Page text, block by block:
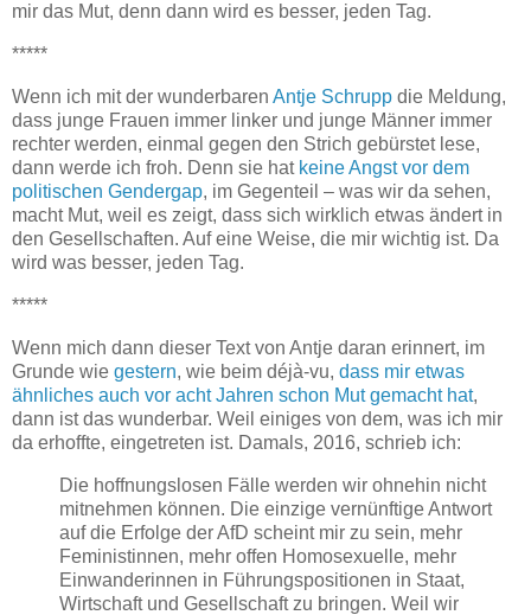
mir das Mut, denn dann wird es besser, jeden Tag.
*****
Wenn ich mit der wunderbaren Antje Schrupp die Meldung,
dass junge Frauen immer linker und junge Männer immer
rechter werden, einmal gegen den Strich gebürstet lese,
dann werde ich froh. Denn sie hat keine Angst vor dem
politischen Gendergap, im Gegenteil – was wir da sehen,
macht Mut, weil es zeigt, dass sich wirklich etwas ändert in
den Gesellschaften. Auf eine Weise, die mir wichtig ist. Da
wird was besser, jeden Tag.
*****
Wenn mich dann dieser Text von Antje daran erinnert, im
Grunde wie gestern, wie beim déjà-vu, dass mir etwas
ähnliches auch vor acht Jahren schon Mut gemacht hat,
dann ist das wunderbar. Weil einiges von dem, was ich mir
da erhoffte, eingetreten ist. Damals, 2016, schrieb ich:
Die hoffnungslosen Fälle werden wir ohnehin nicht
mitnehmen können. Die einzige vernünftige Antwort
auf die Erfolge der AfD scheint mir zu sein, mehr
Feministinnen, mehr offen Homosexuelle, mehr
Einwanderinnen in Führungspositionen in Staat,
Wirtschaft und Gesellschaft zu bringen. Weil wir